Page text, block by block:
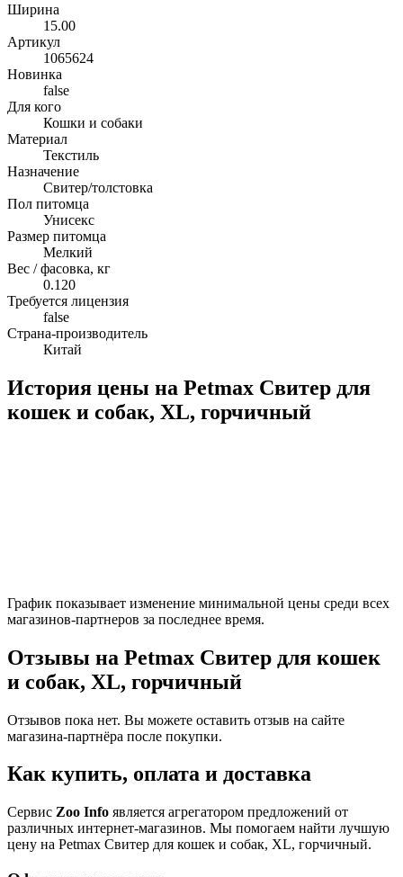
Ширина
15.00
Артикул
1065624
Новинка
false
Для кого
Кошки и собаки
Материал
Текстиль
Назначение
Свитер/толстовка
Пол питомца
Унисекс
Размер питомца
Мелкий
Вес / фасовка, кг
0.120
Требуется лицензия
false
Страна-производитель
Китай
История цены на Petmax Свитер для
кошек и собак, XL, горчичный
График показывает изменение минимальной цены среди всех
магазинов-партнеров за последнее время.
Отзывы на Petmax Свитер для кошек
и собак, XL, горчичный
Отзывов пока нет. Вы можете оставить отзыв на сайте
магазина-партнёра после покупки.
Как купить, оплата и доставка
Сервис Zoo Info является агрегатором предложений от
различных интернет-магазинов. Мы помогаем найти лучшую
цену на Petmax Свитер для кошек и собак, XL, горчичный.